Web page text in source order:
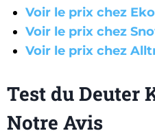
Voir le prix chez
Voir le prix chez
Voir le prix chez
Test du Deuter
Notre Avis